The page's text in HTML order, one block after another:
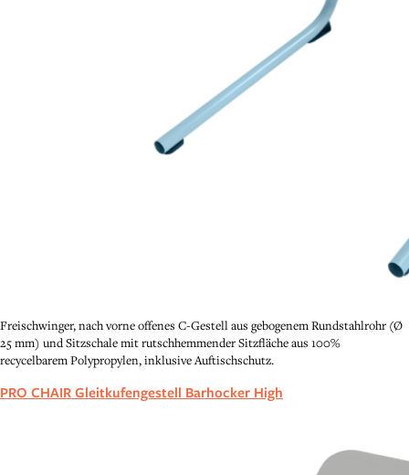
Freischwinger, nach vorne offenes C-Gestell aus gebogenem Rundstahlrohr (Ø
25 mm) und Sitzschale mit rutschhemmender Sitzfläche aus 100%
recycelbarem Polypropylen, inklusive Auftischschutz.
PRO CHAIR Gleitkufengestell Barhocker High